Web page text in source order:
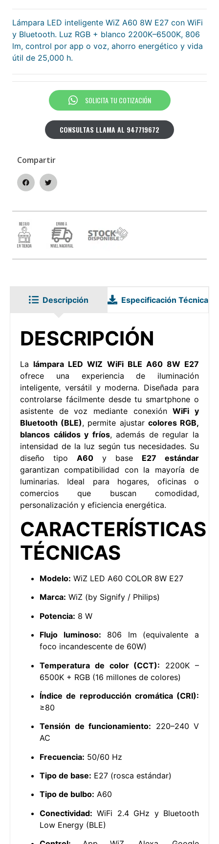
Lámpara LED inteligente WiZ A60 8W E27 con WiFi
y Bluetooth. Luz RGB + blanco 2200K–6500K, 806
lm, control por app o voz, ahorro energético y vida
útil de 25,000 h.
SOLICITA TU COTIZACIÓN
CONSULTAS LLAMA AL 947719672
Compartir
Descripción Especificación Técnica
DESCRIPCIÓN
La lámpara LED WIZ WiFi BLE A60 8W E27
ofrece una experiencia de iluminación
inteligente, versátil y moderna. Diseñada para
controlarse fácilmente desde tu smartphone o
asistente de voz mediante conexiónWiFi y
Bluetooth (BLE), permite ajustar colores RGB,
blancos cálidos y fríos, además de regular la
intensidad de la luz según tus necesidades. Su
diseño tipo A60 y base E27 estándar
garantizan compatibilidad con la mayoría de
luminarias. Ideal para hogares, oficinas o
comercios que buscan comodidad,
personalización y eficiencia energética.
CARACTERÍSTICAS
TÉCNICAS
Modelo: WiZ LED A60 COLOR 8W E27
Marca: WiZ (by Signify / Philips)
Potencia: 8 W
Flujo luminoso: 806 lm (equivalente a
foco incandescente de 60W)
Temperatura de color (CCT): 2200K –
6500K + RGB (16 millones de colores)
Índice de reproducción cromática (CRI):
≥80
Tensión de funcionamiento: 220–240 V
AC
Frecuencia: 50/60 Hz
Tipo de base: E27 (rosca estándar)
Tipo de bulbo: A60
Conectividad: WiFi 2.4 GHz y Bluetooth
Low Energy (BLE)